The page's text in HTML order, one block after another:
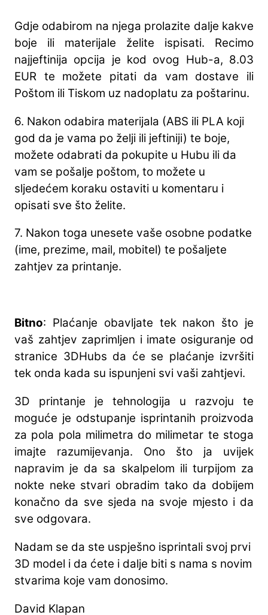
Gdje odabirom na njega prolazite dalje kakve
boje ili materijale želite ispisati. Recimo
najjeftinija opcija je kod ovog Hub-a, 8.03
EUR te možete pitati da vam dostave ili
Poštom ili Tiskom uz nadoplatu za poštarinu.
6. Nakon odabira materijala (ABS ili PLA koji
god da je vama po želji ili jeftiniji) te boje,
možete odabrati da pokupite u Hubu ili da
vam se pošalje poštom, to možete u
sljedećem koraku ostaviti u komentaru i
opisati sve što želite.
7. Nakon toga unesete vaše osobne podatke
(ime, prezime, mail, mobitel) te pošaljete
zahtjev za printanje.
Bitno: Plaćanje obavljate tek nakon što je
vaš zahtjev zaprimljen i imate osiguranje od
stranice 3DHubs da će se plaćanje izvršiti
tek onda kada su ispunjeni svi vaši zahtjevi.
3D printanje je tehnologija u razvoju te
moguće je odstupanje isprintanih proizvoda
za pola pola milimetra do milimetar te stoga
imajte razumijevanja. Ono što ja uvijek
napravim je da sa skalpelom ili turpijom za
nokte neke stvari obradim tako da dobijem
konačno da sve sjeda na svoje mjesto i da
sve odgovara.
Nadam se da ste uspješno isprintali svoj prvi
3D model i da ćete i dalje biti s nama s novim
stvarima koje vam donosimo.
David Klapan